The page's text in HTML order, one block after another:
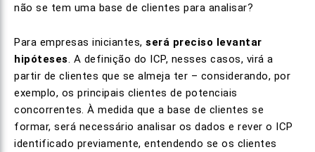
não se tem uma base de clientes para analisar?
Para empresas iniciantes, será preciso levantar
hipóteses. A definição do ICP, nesses casos, virá a
partir de clientes que se almeja ter – considerando, por
exemplo, os principais clientes de potenciais
concorrentes. À medida que a base de clientes se
formar, será necessário analisar os dados e rever o ICP
identificado previamente, entendendo se os clientes